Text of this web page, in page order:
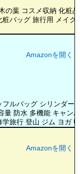
の葉 コスメ収納 化粧
バッグ 旅行用 メイク
ルバッグ シリンダー
量 防水 多機能 キャン
旅行 登山 ジム ヨガ
Amazonを開く
Amazonを開く